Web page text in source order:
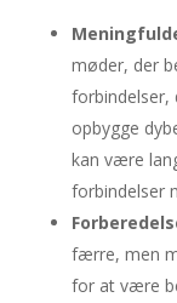
møder, der
forbindelser,
opbygge
kan være
forbindelser
færre, men
for at være